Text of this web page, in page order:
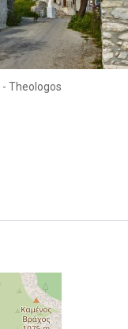
- Theologos